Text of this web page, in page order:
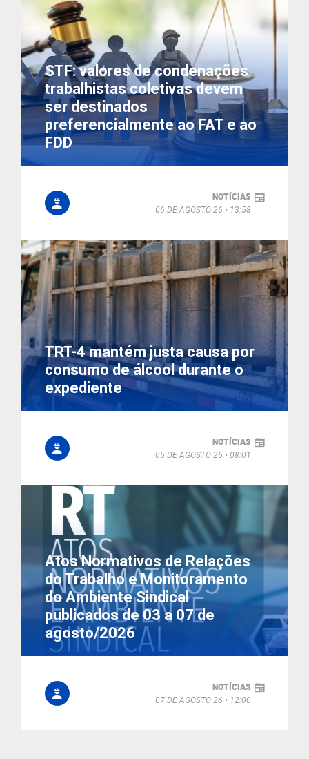
STF: valores de condenações
trabalhistas coletivas devem
ser destinados
preferencialmente ao FAT e ao
FDD
NOTÍCIAS
06 DE AGOSTO 26
13:58
TRT-4 mantém justa causa por
consumo de álcool durante o
expediente
NOTÍCIAS
05 DE AGOSTO 26
08:01
Atos Normativos de Relações
do Trabalho e Monitoramento
do Ambiente Sindical
publicados de 03 a 07 de
agosto/2026
NOTÍCIAS
07 DE AGOSTO 26
12:00